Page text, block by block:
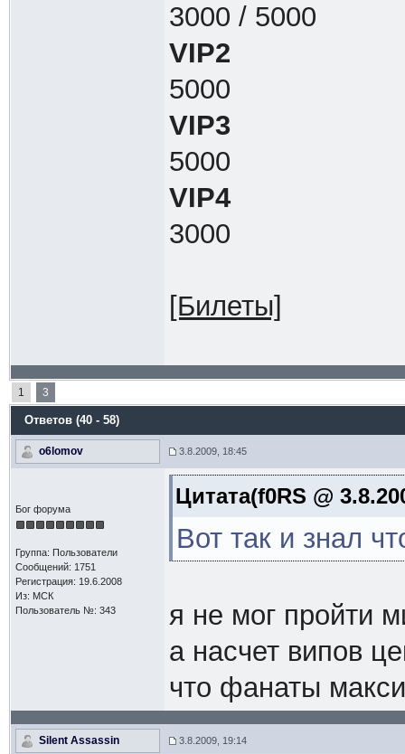
3000 / 5000
VIP2
5000
VIP3
5000
VIP4
3000
[Билеты]
1 3
Ответов (40 - 58)
o6lomov 3.8.2009, 18:45
Бог форума
Группа: Пользователи
Сообщений: 1751
Регистрация: 19.6.2008
Из: МСК
Пользователь №: 343
Цитата(f0RS @
Вот так и знал
я не мог пройти
а насчет випов
что фанаты
Silent Assassin 3.8.2009, 19:14